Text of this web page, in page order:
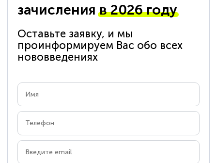
зачисленияв 2026 году
Оставьте заявку, и мы
проинформируем Вас обо всех
нововведениях